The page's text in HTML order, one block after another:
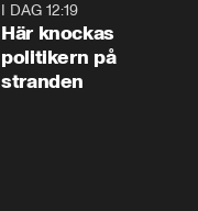
I DAG 12:19
Här knockas
politikern på
stranden